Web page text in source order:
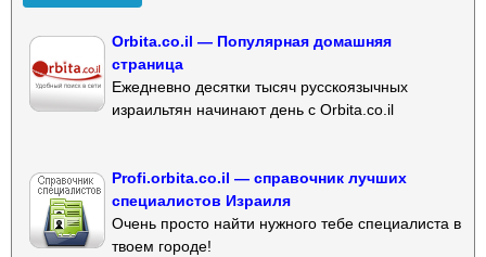
Orbita.co.il — Популярная домашняя
страница
Ежедневно десятки тысяч русскоязычных
израильтян начинают день с Orbita.co.il
Profi.orbita.co.il — справочник лучших
специалистов Израиля
Очень просто найти нужного тебе специалиста в
твоем городе!